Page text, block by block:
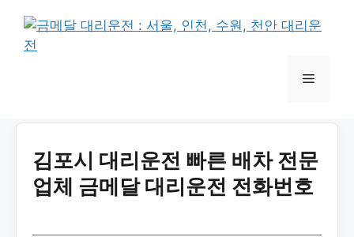
김포시 대리운전 빠른 배차 전문
업체 금메달 대리운전 전화번호